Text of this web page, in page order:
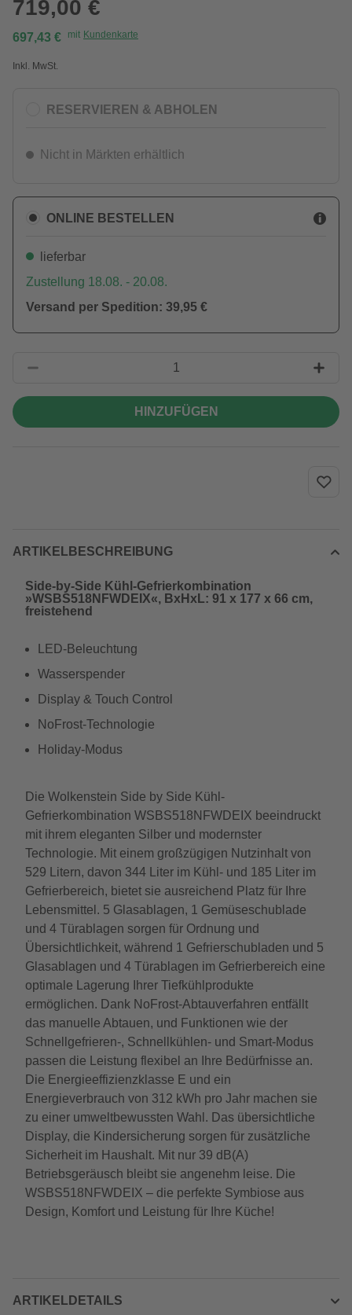
719,00 €
697,43 € mit Kundenkarte
Inkl. MwSt.
RESERVIEREN & ABHOLEN
Nicht in Märkten erhältlich
ONLINE BESTELLEN
lieferbar
Zustellung 18.08. - 20.08.
Versand per Spedition: 39,95 €
HINZUFÜGEN
ARTIKELBESCHREIBUNG
Side-by-Side Kühl-Gefrierkombination
»WSBS518NFWDEIX«, BxHxL: 91 x 177 x 66 cm,
freistehend
LED-Beleuchtung
Wasserspender
Display & Touch Control
NoFrost-Technologie
Holiday-Modus
Die Wolkenstein Side by Side Kühl-
Gefrierkombination WSBS518NFWDEIX beeindruckt
mit ihrem eleganten Silber und modernster
Technologie. Mit einem großzügigen Nutzinhalt von
529 Litern, davon 344 Liter im Kühl- und 185 Liter im
Gefrierbereich, bietet sie ausreichend Platz für Ihre
Lebensmittel. 5 Glasablagen, 1 Gemüseschublade
und 4 Türablagen sorgen für Ordnung und
Übersichtlichkeit, während 1 Gefrierschubladen und 5
Glasablagen und 4 Türablagen im Gefrierbereich eine
optimale Lagerung Ihrer Tiefkühlprodukte
ermöglichen. Dank NoFrost-Abtauverfahren entfällt
das manuelle Abtauen, und Funktionen wie der
Schnellgefrieren-, Schnellkühlen- und Smart-Modus
passen die Leistung flexibel an Ihre Bedürfnisse an.
Die Energieeffizienzklasse E und ein
Energieverbrauch von 312 kWh pro Jahr machen sie
zu einer umweltbewussten Wahl. Das übersichtliche
Display, die Kindersicherung sorgen für zusätzliche
Sicherheit im Haushalt. Mit nur 39 dB(A)
Betriebsgeräusch bleibt sie angenehm leise. Die
WSBS518NFWDEIX – die perfekte Symbiose aus
Design, Komfort und Leistung für Ihre Küche!
ARTIKELDETAILS